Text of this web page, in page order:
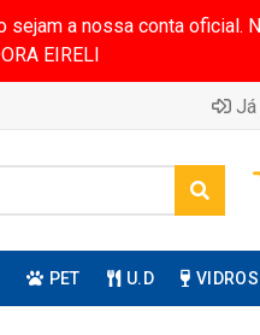
a nossa conta oficial.
EIRELI
Já
PET U.D VIDROS